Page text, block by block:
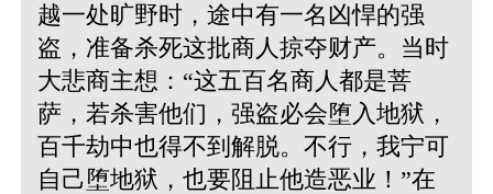
越一处旷野时，途中有一名凶悍的强
盗，准备杀死这批商人掠夺财产。当时
大悲商主想：“这五百名商人都是菩
萨，若杀害他们，强盗必会堕入地狱，
百千劫中也得不到解脱。不行，我宁可
自己堕地狱，也要阻止他造恶业！”在